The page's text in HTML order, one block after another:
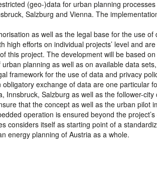
(geo-)data for urban planning
Salzburg and Vienna. The
as well as the legal base for the use
high efforts on individual projects’ level and
this project. The development will be based
planning as well as on available data
framework for the use of data and privacy
exchange of data are one particular
Innsbruck, Salzburg as well as the follower-
that the concept as well as the urban pilot
operation is ensured beyond the
considers itself as starting point of a
energy planning of Austria as a whole.